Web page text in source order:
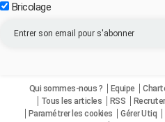
Bricolage
Qui sommes-nous ? Equipe
Tous les articles
RSS
Paramétrer les cookies
Gérer Utiq